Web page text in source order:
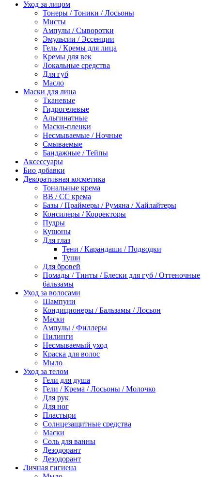
Уход за лицом
Тонеры / Тоники / Лосьоны
Мисты
Ампулы / Сыворотки
Эмульсии / Эссенции
Гель / Кремы для лица
Кремы для век
Локальные средства
Для губ
Масло
Маски для лица
Тканевые
Гидрогелевые
Альгинатные
Маски-пленки
Несмываемые / Ночные
Смываемые
Бандажные / Тейпы
Аксессуары
Био добавки
Декоративная косметика
Тональные крема
BB / СС крема
Базы / Праймеры / Румяна / Хайлайтеры
Консилеры / Корректоры
Пудры
Кушоны
Для глаз
Тени / Карандаши / Подводки
Туши
Для бровей
Помады / Тинты / Блески для губ / Оттеночные
бальзамы
Уход за волосами
Шампуни
Кондиционеры / Бальзамы / Лосьон
Маски
Ампулы / Филлеры
Пилинги
Несмываемый уход
Краска для волос
Мыло
Уход за телом
Гели для душа
Гели / Крема / Лосьоны / Молочко
Для рук
Для ног
Пластыри
Солнцезащитные средства
Маски
Соль для ванны
Дезодорант
Дезодорант
Личная гигиена